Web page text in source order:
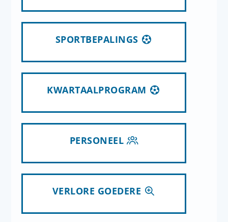
SPORTBEPALINGS
KWARTAALPROGRAM
PERSONEEL
VERLORE GOEDERE